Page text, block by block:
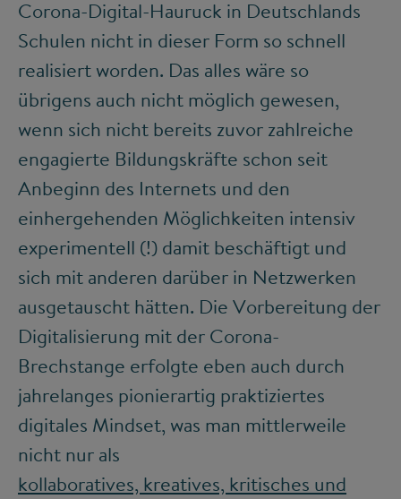
Corona-Digital-Hauruck in Deutschlands
Schulen nicht in dieser Form so schnell
realisiert worden. Das alles wäre so
übrigens auch nicht möglich gewesen,
wenn sich nicht bereits zuvor zahlreiche
engagierte Bildungskräfte schon seit
Anbeginn des Internets und den
einhergehenden Möglichkeiten intensiv
experimentell (!) damit beschäftigt und
sich mit anderen darüber in Netzwerken
ausgetauscht hätten. Die Vorbereitung der
Digitalisierung mit der Corona-
Brechstange erfolgte eben auch durch
jahrelanges pionierartig praktiziertes
digitales Mindset, was man mittlerweile
nicht nur als
kollaboratives, kreatives, kritisches und